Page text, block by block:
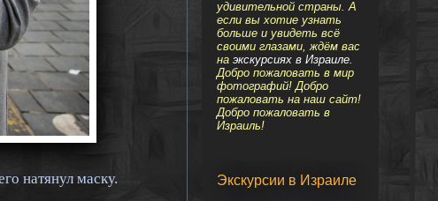
натянул маску.
удивительной страны. А
если вы хотие узнать
больше и увидеть всё
своими глазами, ждём вас
на экскурсиях в Израиле.
Добро пожаловать в мир
фотографий! Добро
пожаловать на наш сайт!
Добро пожаловать в
Израиль!
Экскурсии в Израиле